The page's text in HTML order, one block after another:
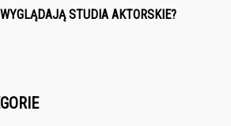
STUDIA AKTORSKIE?